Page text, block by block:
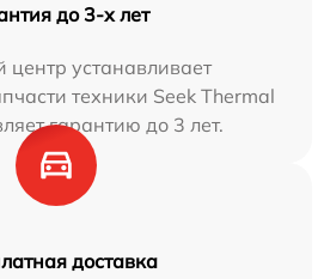
до 3-х лет
центр устанавливает
техники Seek Thermal
гарантию до 3 лет.
доставка